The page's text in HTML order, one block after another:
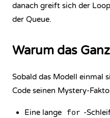
danach greift sich der
der Queue.
Warum das
Sobald das Modell einmal
Code seinen Mystery-
Eine lange for -